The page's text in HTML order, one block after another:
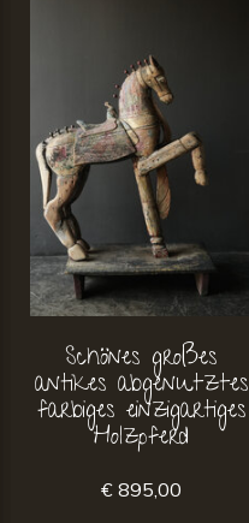
Schönes großes
antikes abgenutztes
farbiges einzigartiges
Holzpferd
€ 895,00